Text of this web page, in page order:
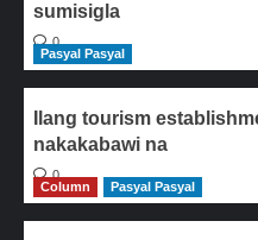
sumisigla
0
Pasyal Pasyal
Ilang tourism
nakakabawi na
0
Column
Pasyal Pasyal